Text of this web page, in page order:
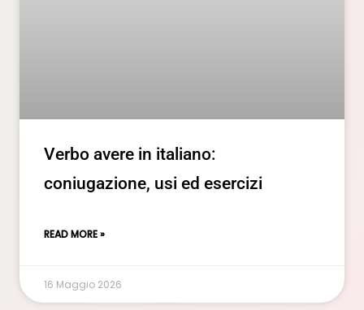
Verbo avere in italiano:
coniugazione, usi ed esercizi
READ MORE »
16 Maggio 2026